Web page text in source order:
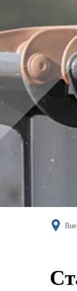
Вие